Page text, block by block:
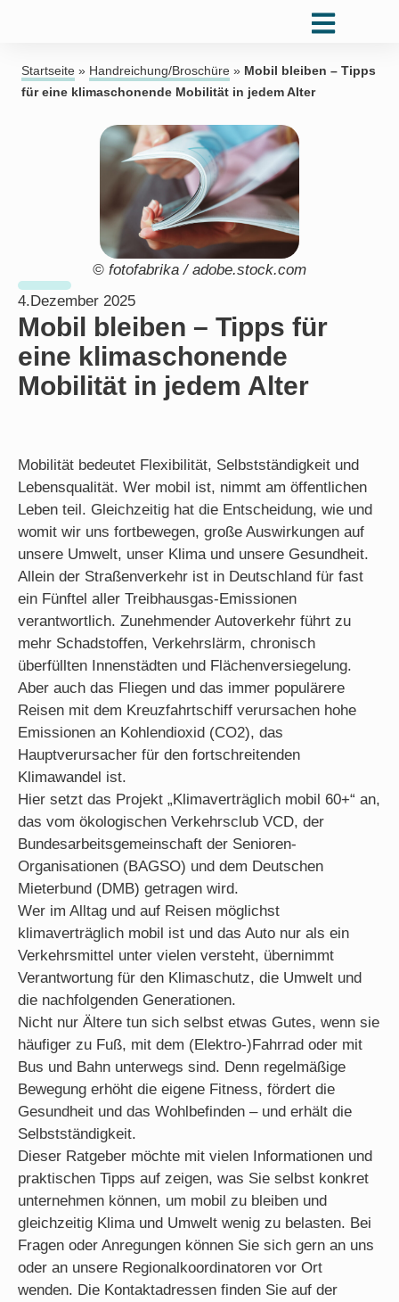
Startseite » Handreichung/Broschüre » Mobil bleiben – Tipps
für eine klimaschonende Mobilität in jedem Alter
© fotofabrika / adobe.stock.com
4.Dezember 2025
Mobil bleiben – Tipps für
eine klimaschonende
Mobilität in jedem Alter
Mobilität bedeutet Flexibilität, Selbstständigkeit und
Lebensqualität. Wer mobil ist, nimmt am öffentlichen
Leben teil. Gleichzeitig hat die Entscheidung, wie und
womit wir uns fortbewegen, große Auswirkungen auf
unsere Umwelt, unser Klima und unsere Gesundheit.
Allein der Straßenverkehr ist in Deutschland für fast
ein Fünftel aller Treibhausgas-Emissionen
verantwortlich. Zunehmender Autoverkehr führt zu
mehr Schadstoffen, Verkehrslärm, chronisch
überfüllten Innenstädten und Flächenversiegelung.
Aber auch das Fliegen und das immer populärere
Reisen mit dem Kreuzfahrtschiff verursachen hohe
Emissionen an Kohlendioxid (CO2), das
Hauptverursacher für den fortschreitenden
Klimawandel ist.
Hier setzt das Projekt „Klimaverträglich mobil 60+“ an,
das vom ökologischen Verkehrsclub VCD, der
Bundesarbeitsgemeinschaft der Senioren-
Organisationen (BAGSO) und dem Deutschen
Mieterbund (DMB) getragen wird.
Wer im Alltag und auf Reisen möglichst
klimaverträglich mobil ist und das Auto nur als ein
Verkehrsmittel unter vielen versteht, übernimmt
Verantwortung für den Klimaschutz, die Umwelt und
die nachfolgenden Generationen.
Nicht nur Ältere tun sich selbst etwas Gutes, wenn sie
häufiger zu Fuß, mit dem (Elektro-)Fahrrad oder mit
Bus und Bahn unterwegs sind. Denn regelmäßige
Bewegung erhöht die eigene Fitness, fördert die
Gesundheit und das Wohlbefinden – und erhält die
Selbstständigkeit.
Dieser Ratgeber möchte mit vielen Informationen und
praktischen Tipps auf zeigen, was Sie selbst konkret
unternehmen können, um mobil zu bleiben und
gleichzeitig Klima und Umwelt wenig zu belasten. Bei
Fragen oder Anregungen können Sie sich gern an uns
oder an unsere Regionalkoordinatoren vor Ort
wenden. Die Kontaktadressen finden Sie auf der